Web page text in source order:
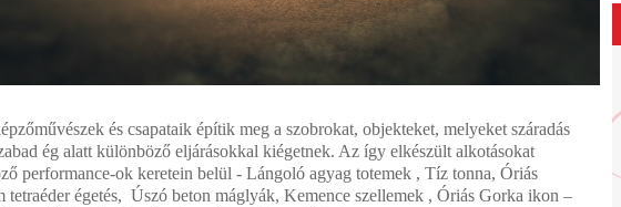
és csapataik építik meg a szobrokat, objekteket, melyeket száradás
ég alatt különböző eljárásokkal kiégetnek. Az így elkészült alkotásokat
performance-ok keretein belül - Lángoló agyag totemek , Tíz tonna, Óriás
tetraéder égetés, Úszó beton máglyák, Kemence szellemek , Óriás Gorka ikon –